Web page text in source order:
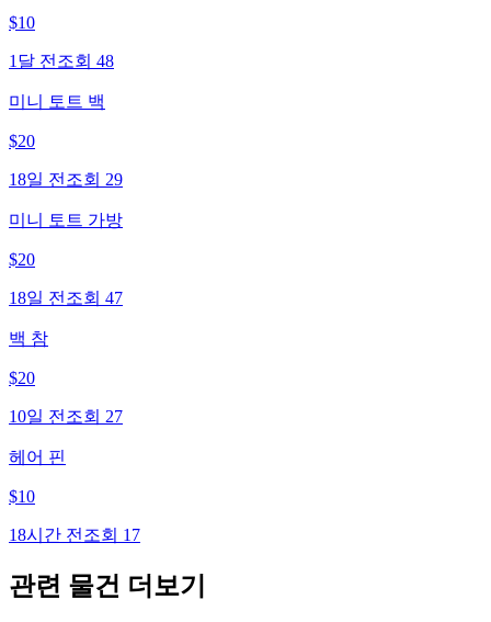
$10
1달 전 조회 48
미니 토트 백
$20
18일 전 조회 29
미니 토트 가방
$20
18일 전 조회 47
백 참
$20
10일 전 조회 27
헤어 핀
$10
18시간 전 조회 17
관련 물건 더보기